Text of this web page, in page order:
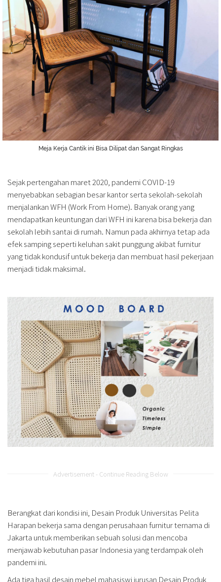
Meja Kerja Cantik ini Bisa Dilipat dan Sangat Ringkas
Sejak pertengahan maret 2020, pandemi COVID-19
menyebabkan sebagian besar kantor serta sekolah-sekolah
menjalankan WFH (Work From Home). Banyak orang yang
mendapatkan keuntungan dari WFH ini karena bisa bekerja dan
sekolah lebih santai di rumah. Namun pada akhirnya tetap ada
efek samping seperti keluhan sakit punggung akibat furnitur
yang tidak kondusif untuk bekerja dan membuat hasil pekerjaan
menjadi tidak maksimal.
Advertisement - Continue Reading Below
Berangkat dari kondisi ini, Desain Produk Universitas Pelita
Harapan bekerja sama dengan perusahaan furnitur ternama di
Jakarta untuk memberikan sebuah solusi dan mencoba
menjawab kebutuhan pasar Indonesia yang terdampak oleh
pandemi ini.
Ada tiga hasil desain mebel mahasiswi jurusan Desain Produk